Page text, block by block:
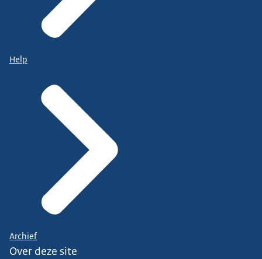
Help
Archief
Over deze site